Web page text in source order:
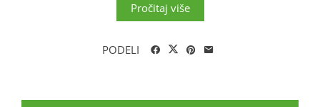
Pročitaj više
PODELI